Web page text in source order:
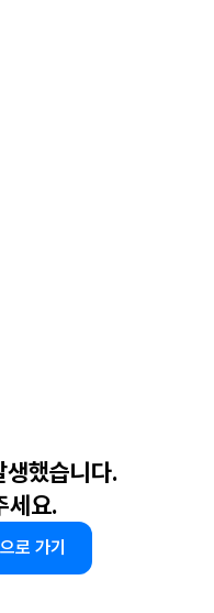
생했습니다.
세요.
로 가기